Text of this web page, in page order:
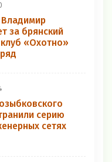
за брянский
«Охотно»
серию
сетях